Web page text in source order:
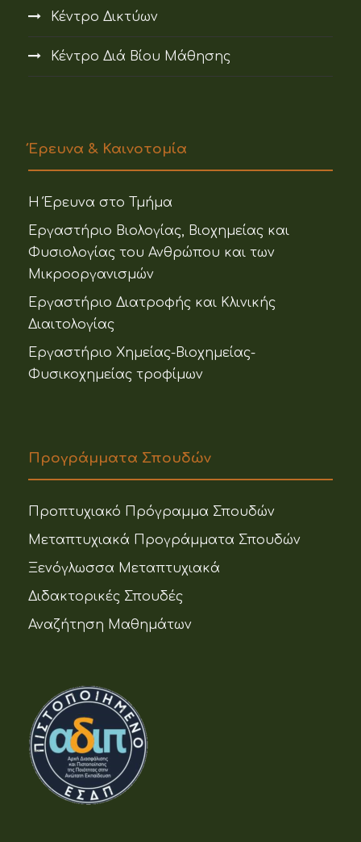
Κέντρο Δικτύων
Κέντρο Διά Βίου Μάθησης
Έρευνα & Καινοτομία
Η Έρευνα στο Τμήμα
Εργαστήριο Βιολογίας, Βιοχημείας και
Φυσιολογίας του Ανθρώπου και των
Μικροοργανισμών
Εργαστήριο Διατροφής και Κλινικής
Διαιτολογίας
Εργαστήριο Χημείας-Βιοχημείας-
Φυσικοχημείας τροφίμων
Προγράμματα Σπουδών
Προπτυχιακό Πρόγραμμα Σπουδών
Μεταπτυχιακά Προγράμματα Σπουδών
Ξενόγλωσσα Μεταπτυχιακά
Διδακτορικές Σπουδές
Αναζήτηση Μαθημάτων